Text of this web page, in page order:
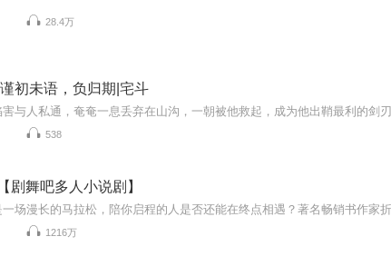
28.4万
初未语，负归期|宅斗
538
剧舞吧多人小说剧】
1216万